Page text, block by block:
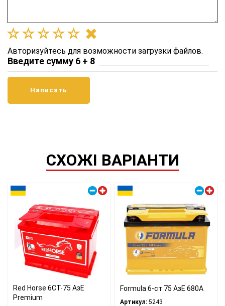
Авторизуйтесь для возможности загрузки файлов.
Введите сумму 6 + 8
СХОЖІ ВАРІАНТИ
Red Horse 6СТ-75 АзЕ
Premium
Formula 6-ст 75 АзЕ 680А
Артикул: 5243